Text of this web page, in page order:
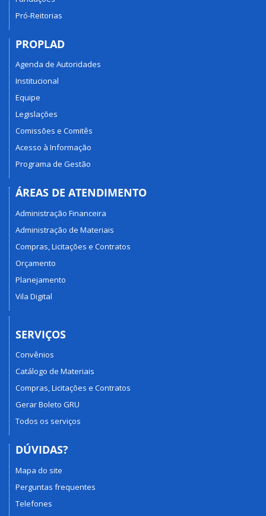
Pró-Reitorias
PROPLAD
Agenda de Autoridades
Institucional
Equipe
Legislações
Comissões e Comitês
Acesso à Informação
Programa de Gestão
ÁREAS DE ATENDIMENTO
Administração Financeira
Administração de Materiais
Compras, Licitações e Contratos
Orçamento
Planejamento
Vila Digital
SERVIÇOS
Convênios
Catálogo de Materiais
Compras, Licitações e Contratos
Gerar Boleto GRU
Todos os serviços
DÚVIDAS?
Mapa do site
Perguntas frequentes
Telefones